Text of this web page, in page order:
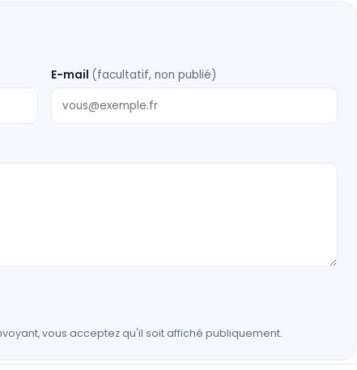
E-mail (facultatif, non publié)
vous acceptez qu'il soit affiché publiquement.